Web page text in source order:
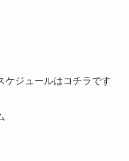
ケジュールはコチラです